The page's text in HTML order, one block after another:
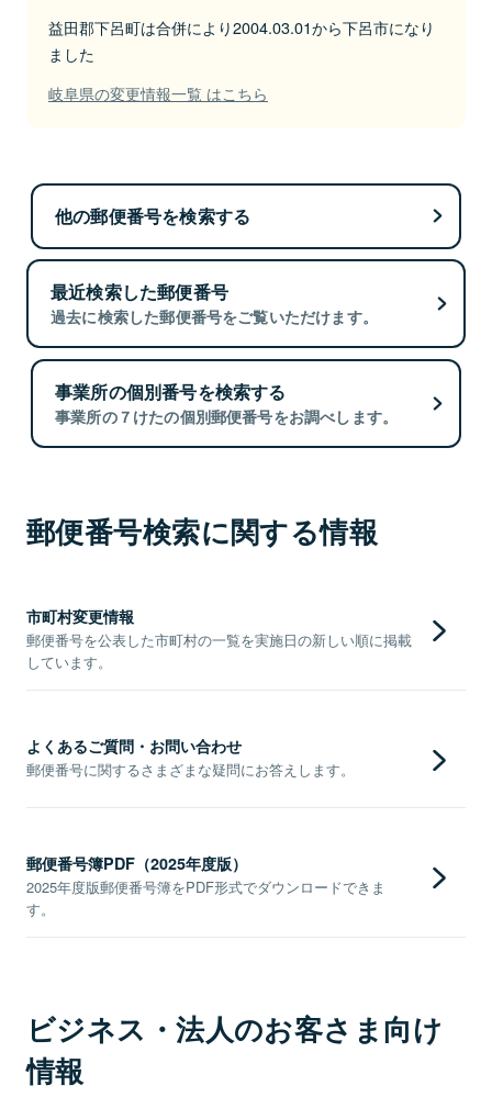
益田郡下呂町は合併により2004.03.01から下呂市になり
ました
岐阜県の変更情報一覧 はこちら
他の郵便番号を検索する
最近検索した郵便番号
過去に検索した郵便番号をご覧いただけます。
事業所の個別番号を検索する
事業所の７けたの個別郵便番号をお調べします。
郵便番号検索に関する情報
市町村変更情報
郵便番号を公表した市町村の一覧を実施日の新しい順に掲載
しています。
よくあるご質問・お問い合わせ
郵便番号に関するさまざまな疑問にお答えします。
郵便番号簿PDF（2025年度版）
2025年度版郵便番号簿をPDF形式でダウンロードできま
す。
ビジネス・法人のお客さま向け
情報